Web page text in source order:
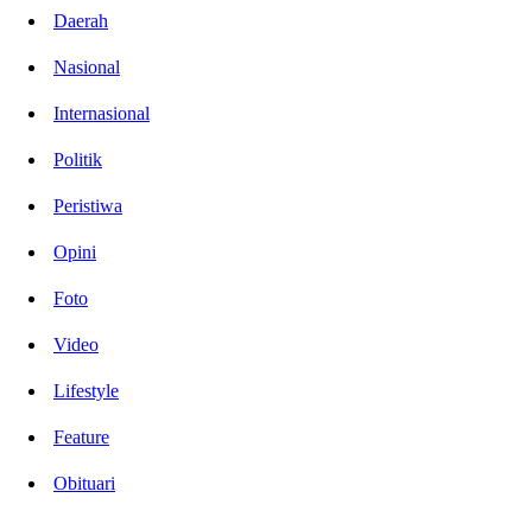
Daerah
Nasional
Internasional
Politik
Peristiwa
Opini
Foto
Video
Lifestyle
Feature
Obituari